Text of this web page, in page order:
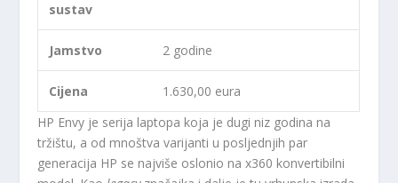
sustav
Jamstvo 2 godine
Cijena
1.630,00 eura
HP Envy je serija laptopa koja je dugi niz godina na
tržištu, a od mnoštva varijanti u posljednjih par
generacija HP se najviše oslonio na x360 konvertibilni